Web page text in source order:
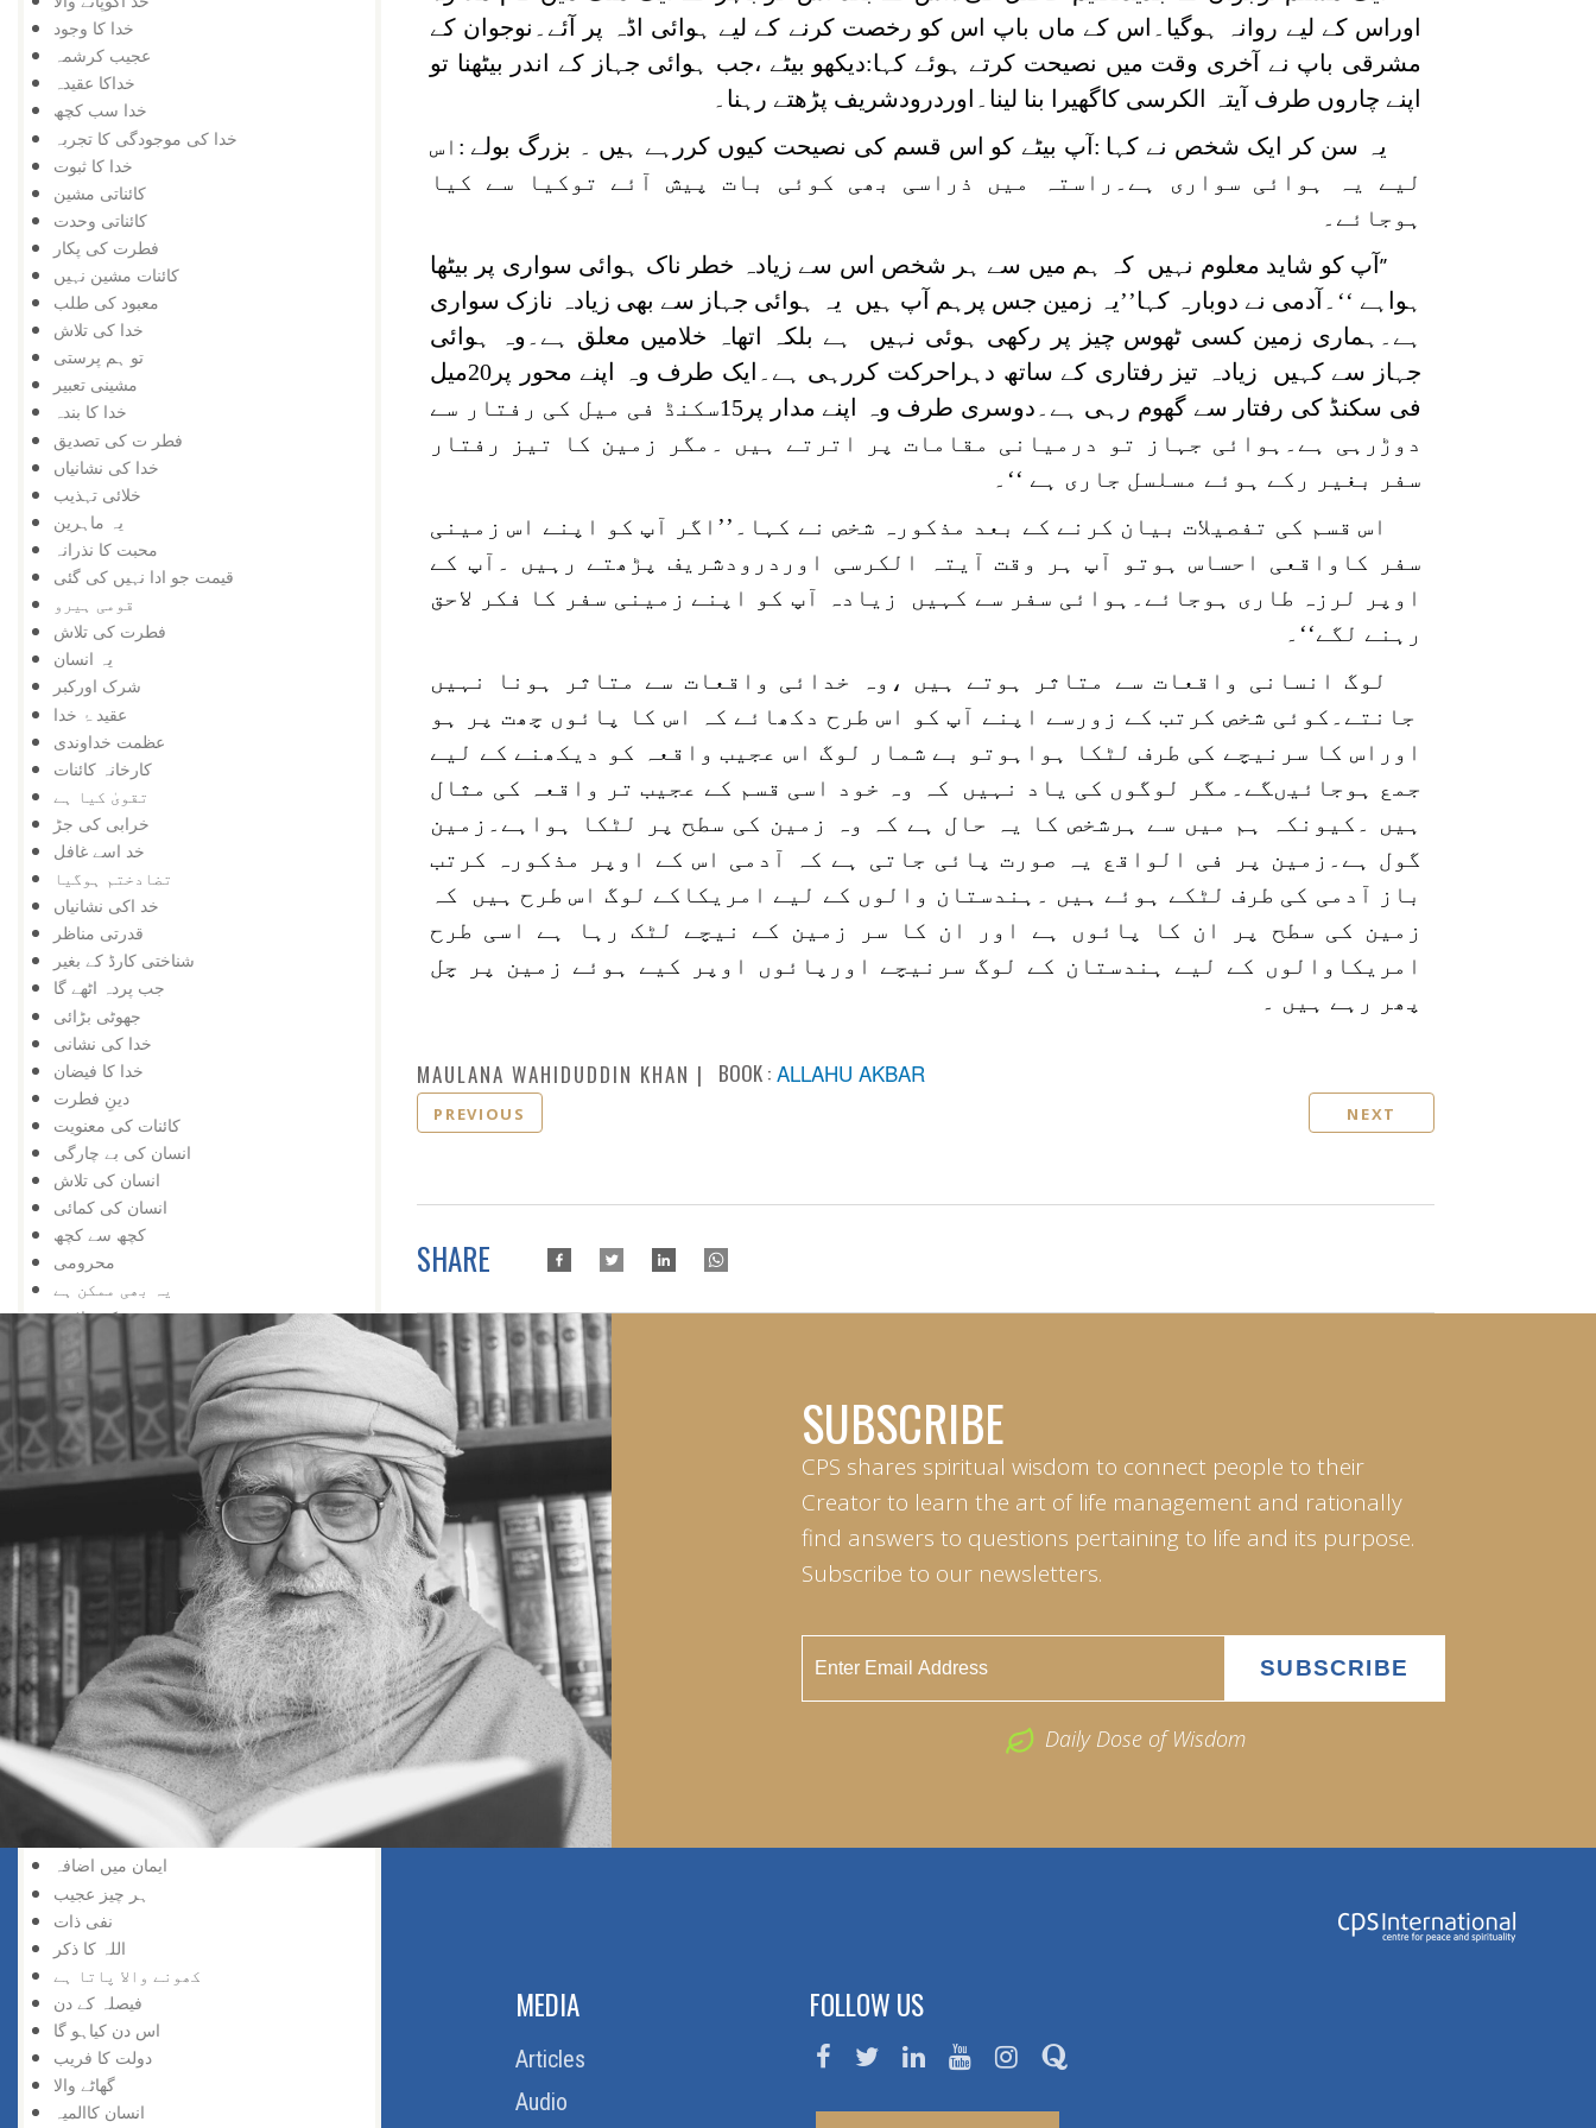
خدا کا وجود
عجیب کرشمہ
خداکا عقیدہ
خدا سب کچھ
خدا کی موجودگی کا تجربہ
خدا کا ثبوت
کائناتی مشین
کائناتی وحدت
فطرت کی پکار
کائنات مشین نہیں
معبود کی طلب
خدا کی تلاش
تو ہم پرستی
مشینی تعبیر
خدا کا بندہ
فطر ت کی تصدیق
خدا کی نشانیاں
خلائی تہذیب
یہ ماہرین
محبت کا نذرانہ
قیمت جو ادا نہیں کی گئی
قومی ہیرو
فطرت کی تلاش
یہ انسان
شرک اورکبر
عقید ۂ خدا
عظمت خداوندی
کارخانہ کائنات
تقویٰ کیا ہے
خرابی کی جڑ
خد اسے غافل
تضادختم ہوگیا
خد اکی نشانیاں
قدرتی مناظر
شناختی کارڈ کے بغیر
جب پردہ اٹھے گا
جھوٹی بڑائی
خدا کی نشانی
خدا کا فیضان
دینِ فطرت
کائنات کی معنویت
انسان کی بے چارگی
انسان کی تلاش
انسان کی کمائی
کچھ سے کچھ
محرومی
یہ بھی ممکن ہے
عجزکی تلافی
کائناتی نمونہ
ضمیر کے خلاف
اژدہا بھی
خدا پر ستی
زندگی کا مسئلہ
زلزلہ درکار ہے
معرفت
توحید اورشرک
سب کچھ عجیب ہے
خد اسے نسبت
حق کی پہچان
پانے والا
دریافت کی لذت
سچائی کو پانے والا
گروہی اعتراف
حق کو پانا
خدا کو پانے والے
انکشاف خدا وندی
ایمان میں اضافہ
ہر چیز عجیب
نفی ذات
اللہ کا ذکر
کھونے والا پاتا ہے
فیصلہ کے دن
اس دن کیاہو گا
دولت کا فریب
گھاٹے والا
انسان کاالمیہ
اوراس کے لیے روانہ ہوگیا۔اس کے ماں باپ اس کو رخصت کرنے کے لیے ہوائی اڈہ پر آئے۔نوجوان کے
مشرقی باپ نے آخری وقت میں نصیحت کرتے ہوئے کہا:دیکھو بیٹے ،جب ہوائی جہاز کے اندر بیٹھنا تو
اپنے چاروں طرف آیتہ الکرسی کاگھیرا بنا لینا۔اوردرودشریف پڑھتے رہنا۔
یہ سن کر ایک شخص نے کہا :آپ بیٹے کو اس قسم کی نصیحت کیوں کررہے ہیں ۔ بزرگ بولے :اس
لیے یہ ہوائی سواری ہے۔راستہ میں ذراسی بھی کوئی بات پیش آئے توکیا سے کیا
ہوجائے۔
’’آپ کو شاید معلوم نہیں کہ ہم میں سے ہر شخص اس سے زیادہ خطر ناک ہوائی سواری پر بیٹھا
ہواہے ‘‘۔آدمی نے دوبارہ کہا’’یہ زمین جس پرہم آپ ہیں یہ ہوائی جہاز سے بھی زیادہ نازک سواری
ہے۔ہماری زمین کسی ٹھوس چیز پر رکھی ہوئی نہیں ہے بلکہ اتھاہ خلامیں معلق ہے۔وہ ہوائی
جہاز سے کہیں زیادہ تیز رفتاری کے ساتھ دہراحرکت کررہی ہے۔ایک طرف وہ اپنے محور پر20میل
فی سکنڈ کی رفتار سے گھوم رہی ہے۔دوسری طرف وہ اپنے مدار پر15سکنڈ فی میل کی رفتار سے
دوڑرہی ہے۔ہوائی جہاز تو درمیانی مقامات پر اترتے ہیں ۔مگر زمین کا تیز رفتار
سفر بغیر رکے ہوئے مسلسل جاری ہے ‘‘۔
اس قسم کی تفصیلات بیان کرنے کے بعد مذکورہ شخص نے کہا۔’’اگر آپ کو اپنے اس زمینی
سفر کاواقعی احساس ہوتو آپ ہر وقت آیتہ الکرسی اوردرودشریف پڑھتے رہیں ۔آپ کے
اوپر لرزہ طاری ہوجائے۔ہوائی سفر سے کہیں زیادہ آپ کو اپنے زمینی سفر کا فکر لاحق
رہنے لگے‘‘۔
لوگ انسانی واقعات سے متاثر ہوتے ہیں ،وہ خدائی واقعات سے متاثر ہونا نہیں
جانتے۔کوئی شخص کرتب کے زورسے اپنے آپ کو اس طرح دکھائے کہ اس کا پائوں چھت پر ہو
اوراس کا سرنیچے کی طرف لٹکا ہواہوتو بے شمار لوگ اس عجیب واقعہ کو دیکھنے کے لیے
جمع ہوجائیںگے۔مگر لوگوں کی یاد نہیں کہ وہ خود اسی قسم کے عجیب تر واقعہ کی مثال
ہیں ۔کیونکہ ہم میں سے ہرشخص کا یہ حال ہے کہ وہ زمین کی سطح پر لٹکا ہواہے۔زمین
گول ہے۔زمین پر فی الواقع یہ صورت پائی جاتی ہے کہ آدمی اس کے اوپر مذکورہ کرتب
باز آدمی کی طرف لٹکے ہوئے ہیں ۔ہندستان والوں کے لیے امریکاکے لوگ اس طرح ہیں کہ
زمین کی سطح پر ان کا پائوں ہے اور ان کا سر زمین کے نیچے لٹک رہا ہے اسی طرح
امریکاوالوں کے لیے ہندستان کے لوگ سرنیچے اورپائوں اوپر کیے ہوئے زمین پر چل
پھر رہے ہیں ۔
MAULANA WAHIDUDDIN KHAN BOOK : ALLAHU AKBAR
PREVIOUS NEXT
SHARE
SUBSCRIBE
CPS shares spiritual wisdom to connect people to their
Creator to learn the art of life management and rationally
find answers to questions pertaining to life and its purpose.
Subscribe to our newsletters.
Daily Dose of Wisdom
MEDIA
Articles
Audio
FOLLOW US